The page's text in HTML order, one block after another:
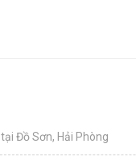
Đồ Sơn, Hải Phòng